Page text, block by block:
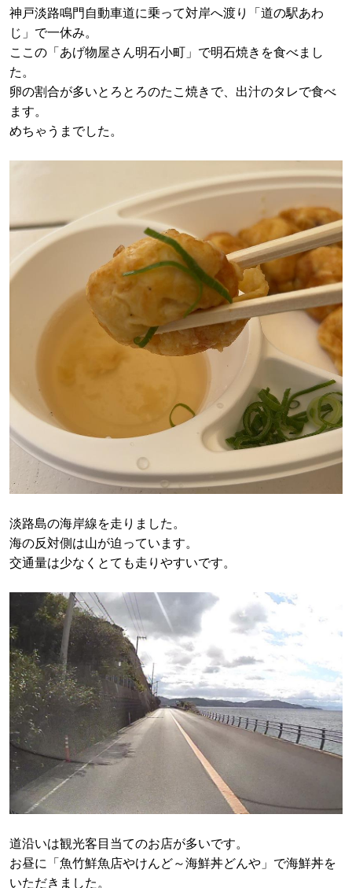
神戸淡路鳴門自動車道に乗って対岸へ渡り「道の駅あわ
じ」で一休み。
ここの「あげ物屋さん明石小町」で明石焼きを食べまし
た。
卵の割合が多いとろとろのたこ焼きで、出汁のタレで食べ
ます。
めちゃうまでした。
淡路島の海岸線を走りました。
海の反対側は山が迫っています。
交通量は少なくとても走りやすいです。
道沿いは観光客目当てのお店が多いです。
お昼に「魚竹鮮魚店やけんど～海鮮丼どんや」で海鮮丼を
いただきました。